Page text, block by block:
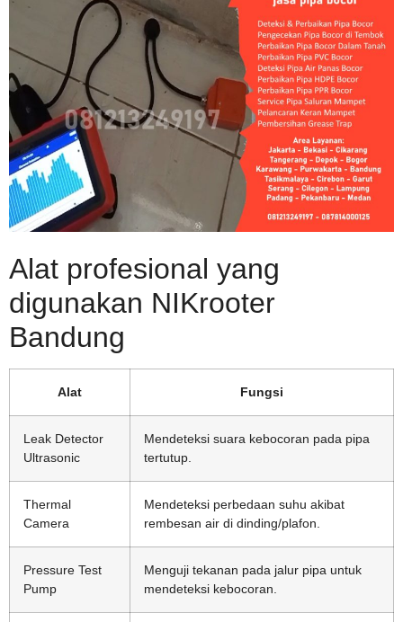
Alat profesional yang
digunakan NIKrooter
Bandung
Alat Fungsi
Leak Detector
Ultrasonic
Mendeteksi suara kebocoran pada pipa
tertutup.
Thermal
Camera
Mendeteksi perbedaan suhu akibat
rembesan air di dinding/plafon.
Pressure Test
Pump
Menguji tekanan pada jalur pipa untuk
mendeteksi kebocoran.